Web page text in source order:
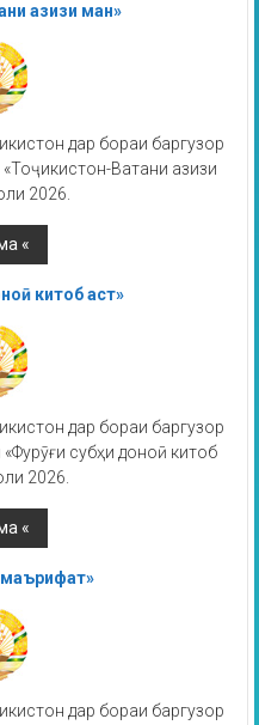
азизи ман»
дар бораи баргузор
Ватани азизи
2026.
китоб аст»
дар бораи баргузор
субҳи доноӣ китоб
2026.
дар бораи баргузор